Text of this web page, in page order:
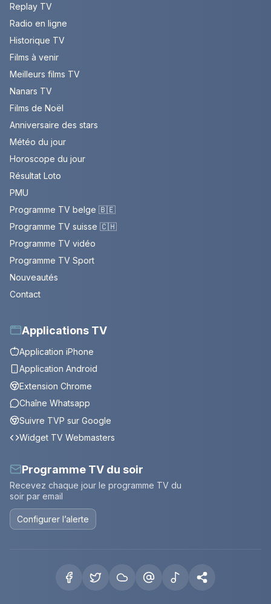
Replay TV
Radio en ligne
Historique TV
Films à venir
Meilleurs films TV
Nanars TV
Films de Noël
Anniversaire des stars
Météo du jour
Horoscope du jour
Résultat Loto
PMU
Programme TV belge 🇧🇪
Programme TV suisse 🇨🇭
Programme TV vidéo
Programme TV Sport
Nouveautés
Contact
Applications TV
Application iPhone
Application Android
Extension Chrome
Chaîne Whatsapp
Suivre TVP sur Google
Widget TV Webmasters
Programme TV du soir
Recevez chaque jour le programme TV du
soir par email
Configurer l’alerte